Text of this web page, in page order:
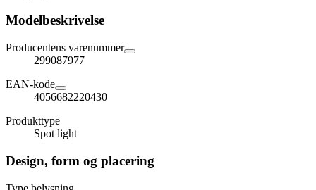
Modelbeskrivelse
Producentens varenummer
299087977
EAN-kode
4056682220430
Produkttype
Spot light
Design, form og placering